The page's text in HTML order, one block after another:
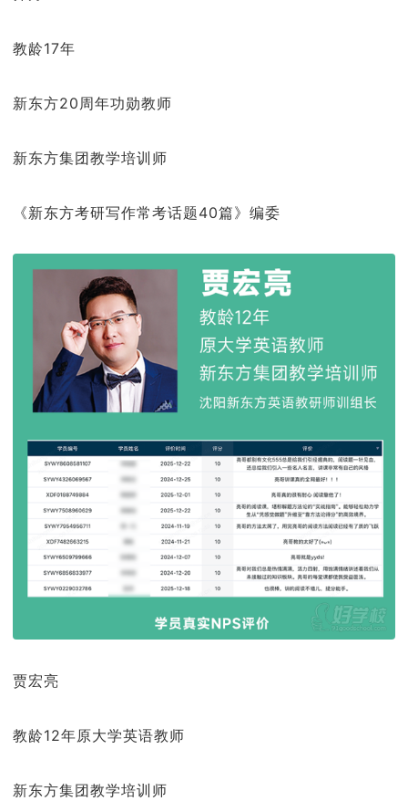
教龄17年
新东方20周年功勋教师
新东方集团教学培训师
《新东方考研写作常考话题40篇》编委
贾宏亮
教龄12年原大学英语教师
新东方集团教学培训师